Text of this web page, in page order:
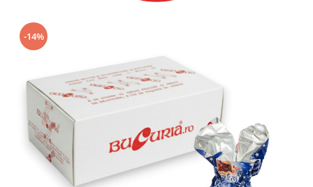
-14%